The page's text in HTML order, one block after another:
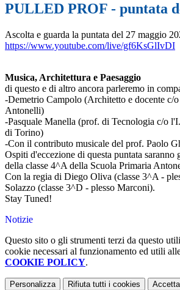
PULLED PROF - puntata
Ascolta e guarda la puntata del 27 maggio
https://www.youtube.com/live/gf6KsGlIvDI
Musica, Architettura e Paesaggio
di questo e di altro ancora parleremo in
-Demetrio Campolo (Architetto e docente c/
Antonelli)
-Pasquale Manella (prof. di Tecnologia c/o
di Torino)
-Con il contributo musicale del prof. Paolo
Ospiti d'eccezione di questa puntata saranno
della classe 4^A della Scuola Primaria
Con la regia di Diego Oliva (classe 3^A -
Solazzo (classe 3^D - plesso Marconi).
Stay Tuned!
Notizie
Questo sito o gli strumenti terzi da questo
cookie necessari al funzionamento ed utili
COOKIE POLICY.
Personalizza Rifiuta tutti i cookies